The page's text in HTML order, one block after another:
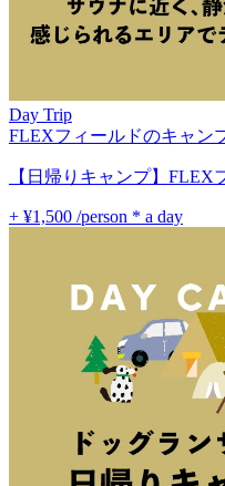
Day Trip
FLEXフィールドのキャン
【日帰りキャンプ】
+ ¥1,500 /person * a day